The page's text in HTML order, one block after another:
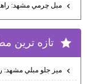
مبل چرمي مشهد:
تازه ترين
ميز جلو مبلي مشهد: